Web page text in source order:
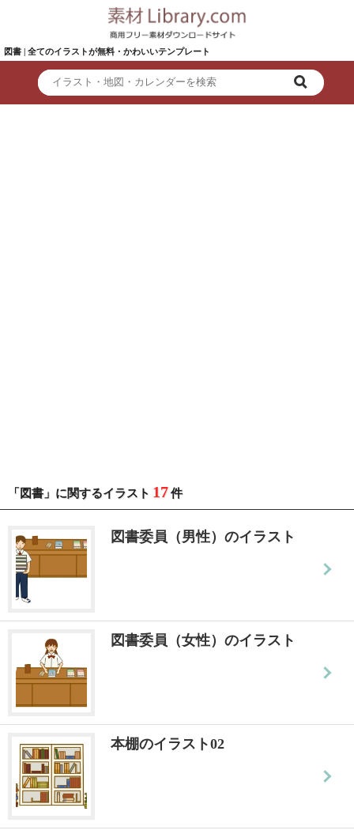
図書 | 全てのイラストが無料・かわいいテンプレート
「図書」に関するイラスト 17件
図書委員（男性）のイラスト
図書委員（女性）のイラスト
本棚のイラスト02